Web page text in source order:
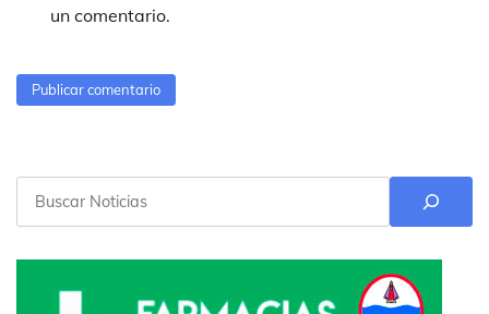
un comentario.